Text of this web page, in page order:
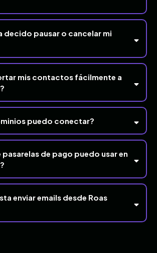
ningún derecho de uso, cesión o
Acuerdo de Protección de Datos (DPA)
decido pausar o cancelar mi
descargar tus contactos y
mis contactos fácilmente a
inteligentes
puedo conectar?
de pago puedo usar en
Stripe PayPal Redsys Authorize.net
enviar emails desde Roas